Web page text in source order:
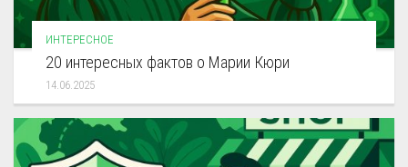
ИНТЕРЕСНОЕ
20 интересных фактов о Марии Кюри
14.06.2025